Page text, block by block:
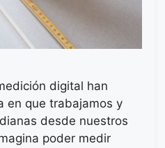
digital han
en que trabajamos y
desde nuestros
poder medir